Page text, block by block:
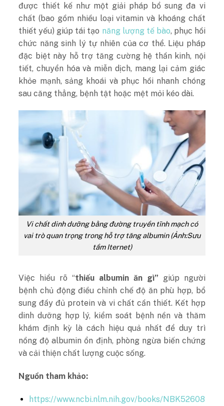
được thiết kế như một giải pháp bổ sung đa vi
chất (bao gồm nhiều loại vitamin và khoáng chất
thiết yếu) giúp tái tạo năng lượng tế bào, phục hồi
chức năng sinh lý tự nhiên của cơ thể. Liệu pháp
đặc biệt này hỗ trợ tăng cường hệ thần kinh, nội
tiết, chuyển hóa và miễn dịch, mang lại cảm giác
khỏe mạnh, sảng khoái và phục hồi nhanh chóng
sau căng thẳng, bệnh tật hoặc mệt mỏi kéo dài.
Vi chất dinh dưỡng bằng đường truyền tĩnh mạch có
vai trò quan trọng trong hỗ trợ tăng albumin (Ảnh:Sưu
tầm Iternet)
Việc hiểu rõ “thiếu albumin ăn gì” giúp người
bệnh chủ động điều chỉnh chế độ ăn phù hợp, bổ
sung đầy đủ protein và vi chất cần thiết. Kết hợp
dinh dưỡng hợp lý, kiểm soát bệnh nền và thăm
khám định kỳ là cách hiệu quả nhất để duy trì
nồng độ albumin ổn định, phòng ngừa biến chứng
và cải thiện chất lượng cuộc sống.
Nguồn tham khảo:
https://www.ncbi.nlm.nih.gov/books/NBK52608